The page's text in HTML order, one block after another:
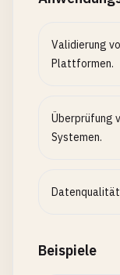
Validierung
Plattformen.
Überprüfung
Systemen.
Beispiele